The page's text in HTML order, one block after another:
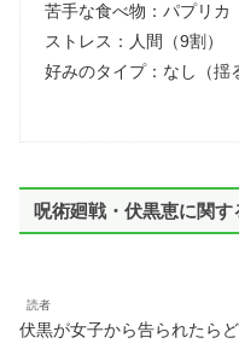
苦手な食べ物：パプリカ
ストレス：人間（9割）
好みのタイプ：なし（揺
呪術廻戦・伏黒恵に関す
読者
伏黒が女子から告られたら